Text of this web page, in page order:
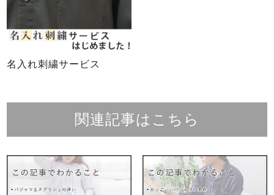
名入れ刺繍サービス
関連記事はこちら